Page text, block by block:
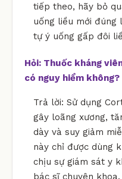
tiếp theo, hãy bỏ
uống liều mới đúng
tự ý uống gấp đôi
Hỏi: Thuốc kháng
có nguy hiểm không?
Trả lời: Sử dụng
gây loãng xương,
dày và suy giảm
này chỉ được dùng
chịu sự giám sát y
bác sĩ chuyên khoa.